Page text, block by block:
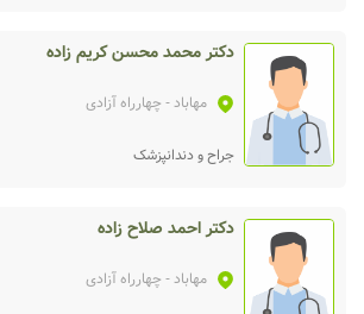
دکتر محمد محسن کریم زاده
مهاباد- چهارراه آزادی
جراح و دندانپزشک
دکتر احمد صلاح زاده
مهاباد- چهارراه آزادی